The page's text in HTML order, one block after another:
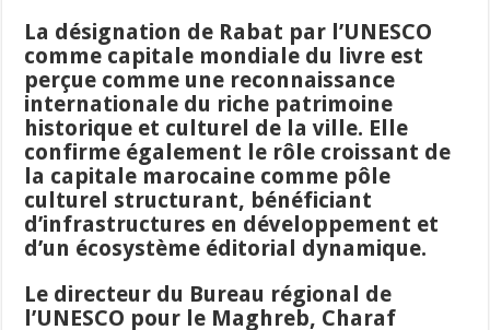
La désignation de Rabat par l’UNESCO
comme capitale mondiale du livre est
perçue comme une reconnaissance
internationale du riche patrimoine
historique et culturel de la ville. Elle
confirme également le rôle croissant de
la capitale marocaine comme pôle
culturel structurant, bénéficiant
d’infrastructures en développement et
d’un écosystème éditorial dynamique.
Le directeur du Bureau régional de
l’UNESCO pour le Maghreb, Charaf